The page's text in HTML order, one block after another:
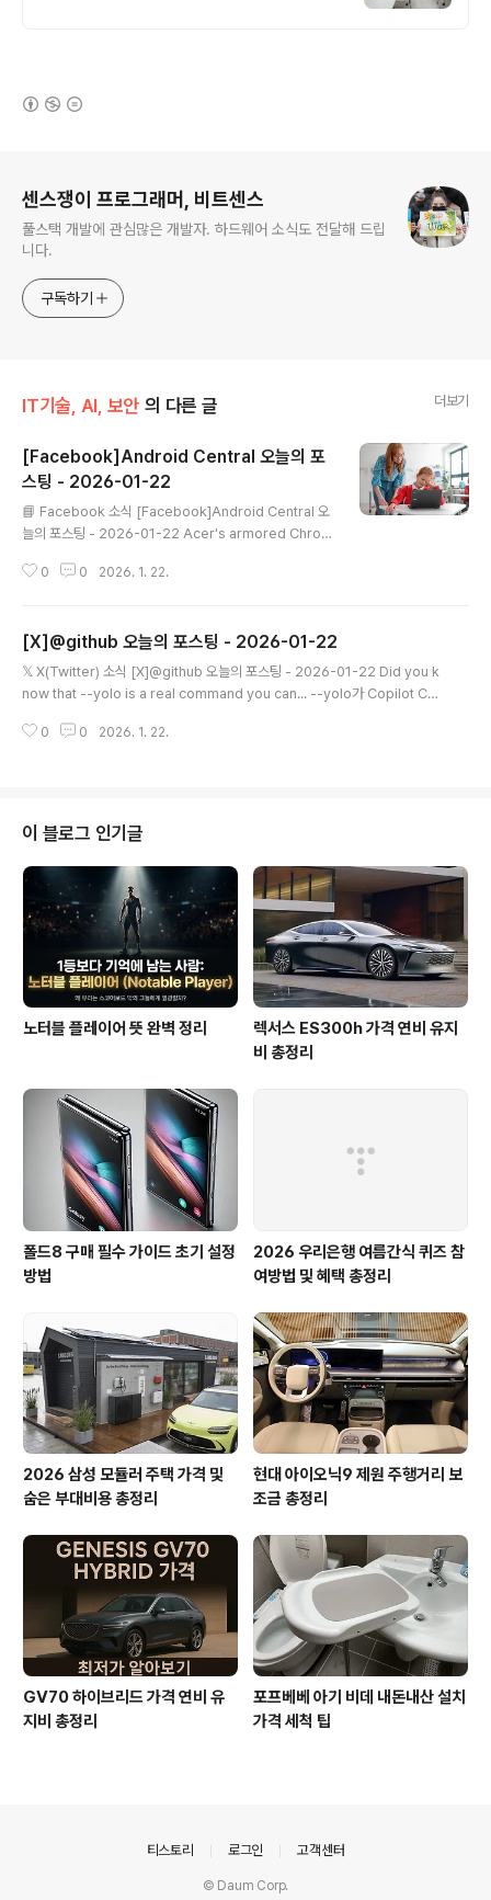
센스쟁이 프로그래머, 비트센스
풀스택 개발에 관심많은 개발자. 하드웨어 소식도 전달해 드립
니다.
구독하기
IT기술, AI, 보안 의 다른 글 더보기
[Facebook]Android Central 오늘의 포
스팅 - 2026-01-22
📘 Facebook 소식 [Facebook]Android Central 오
늘의 포스팅 - 2026-01-22 Acer's armored Chrom
p on running Acer의 학생용 강화 Chromebook은 뛰
드 Android Central | 2026-01-22
0 0 2026. 1. 22.
[X]@github 오늘의 포스팅 - 2026-01-22
𝕏 X(Twitter) 소식 [X]@github 오늘의 포스팅 - 2026-01-22 Did you k
now that --yolo is a real command you can... --yolo가 Copilot CLI
원문 보기 → It's a double feature this Open Source Friday! 8... 이번
0 0 2026. 1. 22.
이 블로그 인기글
노터블 플레이어 뜻 완벽 정리
렉서스 ES300h 가격 연비 유지
비 총정리
폴드8 구매 필수 가이드 초기 설정
방법
2026 우리은행 여름간식 퀴즈 참
여방법 및 혜택 총정리
2026 삼성 모듈러 주택 가격 및
숨은 부대비용 총정리
현대 아이오닉9 제원 주행거리 보
조금 총정리
GV70 하이브리드 가격 연비 유
지비 총정리
포프베베 아기 비데 내돈내산 설치
가격 세척 팁
티스토리 로그인 고객센터
© Daum Corp.